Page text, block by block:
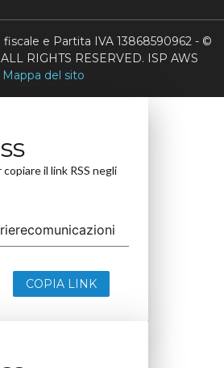
e Partita IVA 13868590962 - ©
RIGHTS RESERVED. ISP AWS
Mappa del sito
il link RSS negli
COPIA LINK